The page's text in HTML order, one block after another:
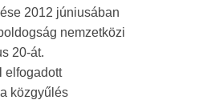
2012 júniusában
nemzetközi
20-át.
elfogadott
közgyűlés